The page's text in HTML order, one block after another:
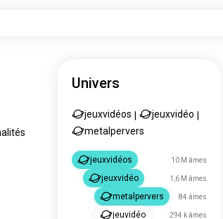
Univers
jeuxvidéos jeuxvidéo
metalpervers
jeuxvidéos 10 M âmes
jeuxvidéo 1,6 M âmes
metalpervers 84 âmes
jeuvidéo 294 k âmes